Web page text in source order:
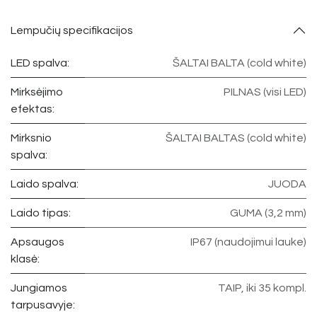
Lempučių specifikacijos
LED spalva: ŠALTAI BALTA (cold white)
Mirksėjimo
efektas:
PILNAS (visi LED)
Mirksnio
spalva:
ŠALTAI BALTAS (cold white)
Laido spalva: JUODA
Laido tipas: GUMA (3,2 mm)
Apsaugos
klasė:
IP67 (naudojimui lauke)
Jungiamos
tarpusavyje:
TAIP, iki 35 kompl.